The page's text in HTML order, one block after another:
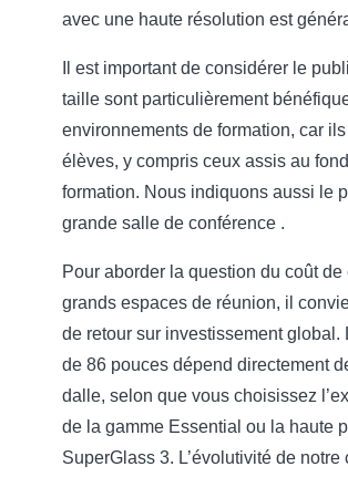
avec une haute résolution est
Il est important de considérer le
taille sont particulièrement
environnements de formation, car
élèves, y compris ceux assis au
formation. Nous indiquons aussi le
grande salle de conférence .
Pour aborder la question du coût
grands espaces de réunion, il
de retour sur investissement global.
de 86 pouces dépend directement
dalle, selon que vous choisissez
de la gamme Essential ou la haute
SuperGlass 3. L’évolutivité de